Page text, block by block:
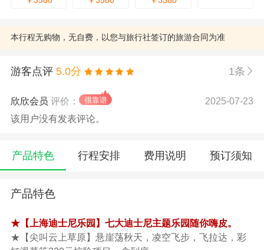
本行程无购物，无自费，以您与旅行社签订的旅游合同为准
1条
游客点评 5.0分
欣欣会员 评价：
2025-07-23
该用户没有发表评论。
产品特色 行程安排 费用说明 预订须知
产品特色
★【上海迪士尼乐园】七大迪士尼主题乐园随你嗨皮。
★【尖叫云上草原】悬崖荡秋天，凌空飞步，飞拉达，彩